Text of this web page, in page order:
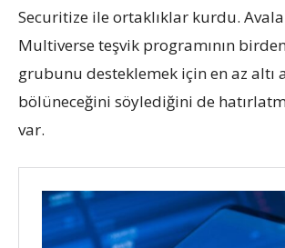
Securitize ile ortaklıklar kurdu.
Multiverse teşvik programının
grubunu desteklemek için en az altı
bölüneceğini söylediğini de
var.